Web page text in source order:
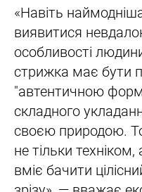
«Навіть
виявитися
особливості
стрижка має бути
"автентичною
складного
своєю природою.
не тільки
вміє бачити